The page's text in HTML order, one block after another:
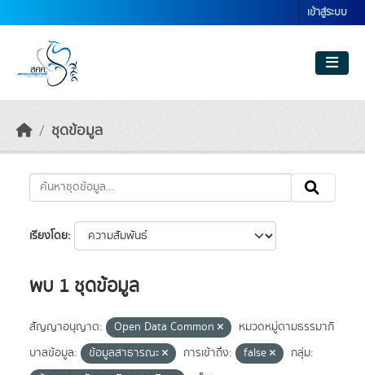
เข้าสู่ระบบ
ชุดข้อมูล
เรียงโดย
พบ 1 ชุดข้อมูล
สัญญาอนุญาต: Open Data Common
หมวดหมู่ตามธรรมาภิ
บาลข้อมูล:
ข้อมูลสาธารณะ การเข้าถึง: false
กลุ่ม: